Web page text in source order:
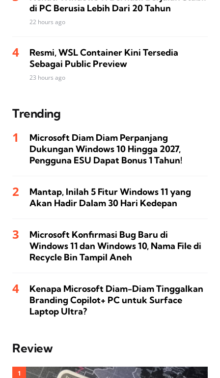
di PC Berusia Lebih Dari 20 Tahun
22 hours ago
Resmi, WSL Container Kini Tersedia
Sebagai Public Preview
23 hours ago
Trending
Microsoft Diam Diam Perpanjang
Dukungan Windows 10 Hingga 2027,
Pengguna ESU Dapat Bonus 1 Tahun!
Mantap, Inilah 5 Fitur Windows 11 yang
Akan Hadir Dalam 30 Hari Kedepan
Microsoft Konfirmasi Bug Baru di
Windows 11 dan Windows 10, Nama File di
Recycle Bin Tampil Aneh
Kenapa Microsoft Diam-Diam Tinggalkan
Branding Copilot+ PC untuk Surface
Laptop Ultra?
Review